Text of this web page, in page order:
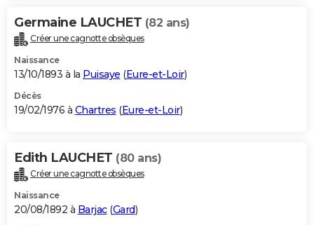
Germaine LAUCHET (82 ans)
Créer une cagnotte obsèques
Naissance
13/10/1893 à la Puisaye (Eure-et-Loir)
Décès
19/02/1976 à Chartres (Eure-et-Loir)
Edith LAUCHET (80 ans)
Créer une cagnotte obsèques
Naissance
20/08/1892 à Barjac(Gard)